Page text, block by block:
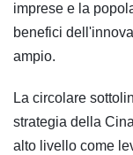
imprese e la
benefici
ampio.
La circolare
strategia della
alto livello come